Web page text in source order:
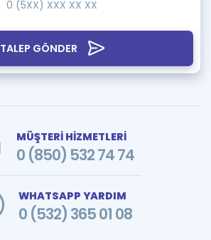
TALEP GÖNDER
MÜŞTERİ HİZMETLERİ
0 (850) 532 74 74
WHATSAPP YARDIM
0 (532) 365 01 08